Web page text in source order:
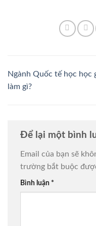
Ngành Quốc tế học học
làm gì?
Để lại một bình
Email của bạn sẽ
trường bắt buộc
Bình luận *